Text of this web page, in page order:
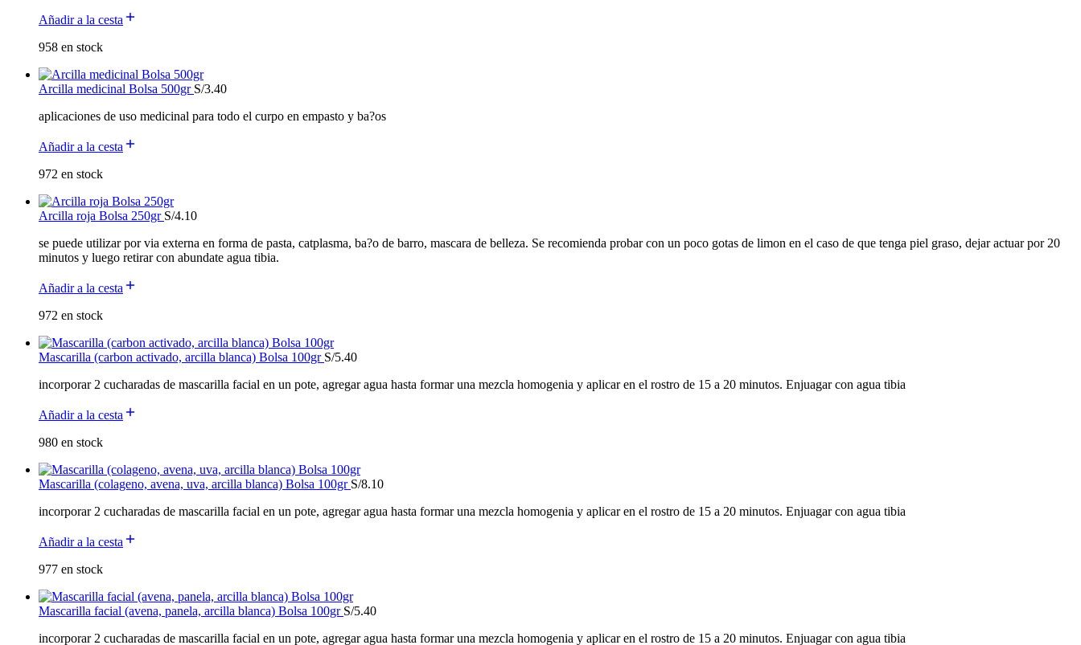
Añadir a la cesta
958 en stock
Arcilla medicinal Bolsa 500gr S/3.40
aplicaciones de uso medicinal para todo el curpo en empasto y ba?os
Añadir a la cesta
972 en stock
Arcilla roja Bolsa 250gr S/4.10
se puede utilizar por via externa en forma de pasta, catplasma, ba?o de barro, mascara de belleza. Se recomienda probar con un poco gotas de limon en el caso de que tenga piel graso, dejar actuar por 20
minutos y luego retirar con abundate agua tibia.
Añadir a la cesta
972 en stock
Mascarilla (carbon activado, arcilla blanca) Bolsa 100gr S/5.40
incorporar 2 cucharadas de mascarilla facial en un pote, agregar agua hasta formar una mezcla homogenia y aplicar en el rostro de 15 a 20 minutos. Enjuagar con agua tibia
Añadir a la cesta
980 en stock
Mascarilla (colageno, avena, uva, arcilla blanca) Bolsa 100gr S/8.10
incorporar 2 cucharadas de mascarilla facial en un pote, agregar agua hasta formar una mezcla homogenia y aplicar en el rostro de 15 a 20 minutos. Enjuagar con agua tibia
Añadir a la cesta
977 en stock
Mascarilla facial (avena, panela, arcilla blanca) Bolsa 100gr S/5.40
incorporar 2 cucharadas de mascarilla facial en un pote, agregar agua hasta formar una mezcla homogenia y aplicar en el rostro de 15 a 20 minutos. Enjuagar con agua tibia